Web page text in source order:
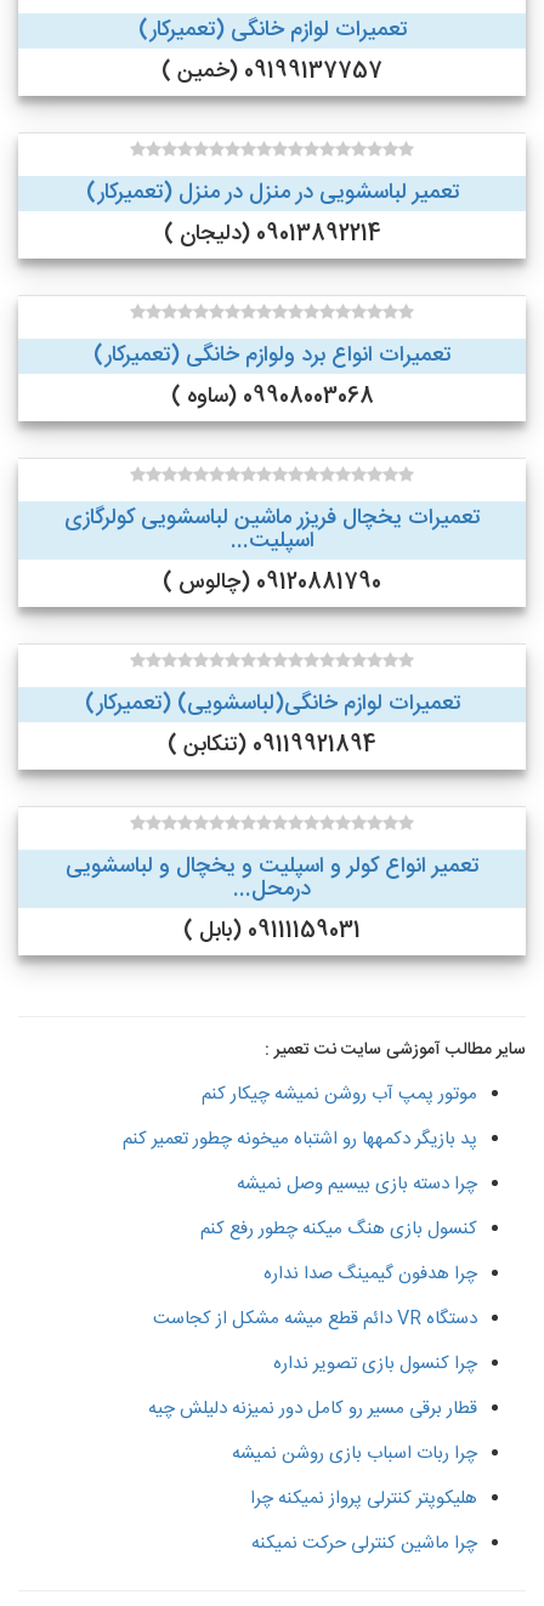
تعمیرات لوازم خانگی (تعمیرکار)
09199137757 (خمین )
تعمیر لباسشویی در منزل در منزل (تعمیرکار)
09013892214 (دلیجان )
تعمیرات انواع برد ولوازم خانگی (تعمیرکار)
09908003068 (ساوه )
تعمیرات یخچال فریزر ماشین لباسشویی کولرگازی
اسپلیت...
09120881790 (چالوس )
تعمیرات لوازم خانگی(لباسشویی) (تعمیرکار)
09119921894 (تنکابن )
تعمیر انواع کولر و اسپلیت و یخچال و لباسشویی
درمحل...
09111159031 (بابل )
سایر مطالب آموزشی سایت نت تعمیر :
موتور پمپ آب روشن نمیشه چیکار کنم
پد بازیگر دکمهها رو اشتباه میخونه چطور تعمیر کنم
چرا دسته بازی بیسیم وصل نمیشه
کنسول بازی هنگ میکنه چطور رفع کنم
چرا هدفون گیمینگ صدا نداره
دستگاه VR دائم قطع میشه مشکل از کجاست
چرا کنسول بازی تصویر نداره
قطار برقی مسیر رو کامل دور نمیزنه دلیلش چیه
چرا ربات اسباب بازی روشن نمیشه
هلیکوپتر کنترلی پرواز نمیکنه چرا
چرا ماشین کنترلی حرکت نمیکنه